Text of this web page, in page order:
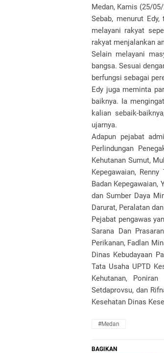
Medan, Kamis (25/
Sebab, menurut
melayani rakyat
rakyat menjalankan
Selain melayani
bangsa. Sesuai
berfungsi sebagai
Edy juga meminta
baiknya. Ia
kalian sebaik-
ujarnya.
Adapun pejabat
Perlindungan
Kehutanan Sumut,
Kepegawaian,
Badan Kepegawaian,
dan Sumber Daya
Darurat, Peralatan
Pejabat pengawas
Sarana Dan
Perikanan, Fadlan
Dinas Kebudayaan
Tata Usaha UPTD
Kehutanan,
Setdaprovsu, dan
Kesehatan Dinas
#Medan
BAGIKAN